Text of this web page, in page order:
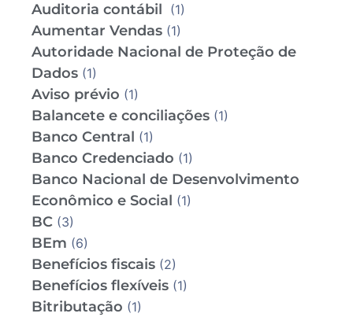
Auditoria contábil (1)
Aumentar Vendas (1)
Autoridade Nacional de Proteção de
Dados (1)
Aviso prévio (1)
Balancete e conciliações (1)
Banco Central (1)
Banco Credenciado (1)
Banco Nacional de Desenvolvimento
Econômico e Social (1)
BC (3)
BEm (6)
Benefícios fiscais (2)
Benefícios flexíveis (1)
Bitributação (1)